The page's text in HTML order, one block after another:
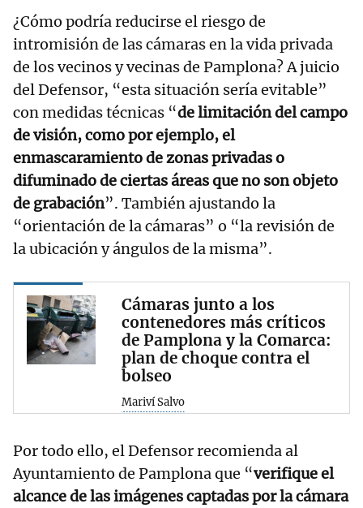
¿Cómo podría reducirse el riesgo de
intromisión de las cámaras en la vida privada
de los vecinos y vecinas de Pamplona? A juicio
del Defensor, “esta situación sería evitable”
con medidas técnicas “de limitación del campo
de visión, como por ejemplo, el
enmascaramiento de zonas privadas o
difuminado de ciertas áreas que no son objeto
de grabación”. También ajustando la
“orientación de la cámaras” o “la revisión de
la ubicación y ángulos de la misma”.
Cámaras junto a los
contenedores más críticos
de Pamplona y la Comarca:
plan de choque contra el
bolseo
Mariví Salvo
Por todo ello, el Defensor recomienda al
Ayuntamiento de Pamplona que “verifique el
alcance de las imágenes captadas por la cámara